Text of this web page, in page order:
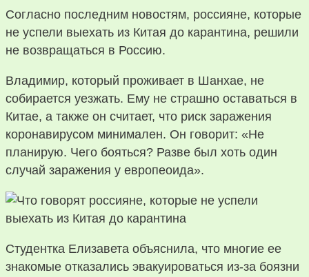
Согласно последним новостям, россияне, которые
не успели выехать из Китая до карантина, решили
не возвращаться в Россию.
Владимир, который проживает в Шанхае, не
собирается уезжать. Ему не страшно оставаться в
Китае, а также он считает, что риск заражения
коронавирусом минимален. Он говорит: «Не
планирую. Чего бояться? Разве был хоть один
случай заражения у европеоида».
Студентка Елизавета объяснила, что многие ее
знакомые отказались эвакуироваться из-за боязни